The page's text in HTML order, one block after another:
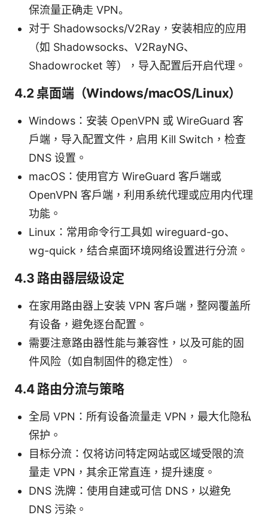
保流量正确走 VPN。
对于 Shadowsocks/V2Ray，安装相应的应用
（如 Shadowsocks、V2RayNG、
Shadowrocket 等），导入配置后开启代理。
4.2 桌面端（Windows/macOS/Linux）
Windows：安装 OpenVPN 或 WireGuard 客
户端，导入配置文件，启用 Kill Switch，检查
DNS 设置。
macOS：使用官方 WireGuard 客户端或
OpenVPN 客户端，利用系统代理或应用内代理
功能。
Linux：常用命令行工具如 wireguard-go、
wg-quick，结合桌面环境网络设置进行分流。
4.3 路由器层级设定
在家用路由器上安装 VPN 客户端，整网覆盖所
有设备，避免逐台配置。
需要注意路由器性能与兼容性，以及可能的固
件风险（如自制固件的稳定性）。
4.4 路由分流与策略
全局 VPN：所有设备流量走 VPN，最大化隐私
保护。
目标分流：仅将访问特定网站或区域受限的流
量走 VPN，其余正常直连，提升速度。
DNS 洗牌：使用自建或可信 DNS，以避免
DNS 污染。